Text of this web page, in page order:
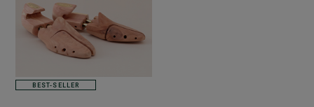
BEST-SELLER